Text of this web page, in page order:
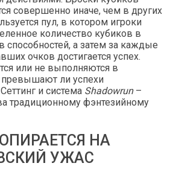
совершенно иначе, чем в других
пул, в котором игроки
количество кубиков в
способностей, а затем за каждые
очков достигается успех.
или не выполняются в
превышают ли успехи
и система Shadowrun–
традиционному фэнтезийному
НА
УЖАС